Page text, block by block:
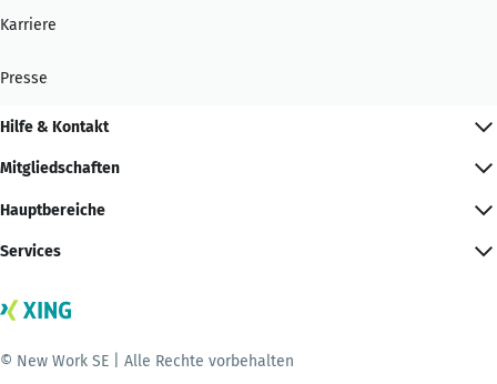
Karriere
Presse
Hilfe & Kontakt
Mitgliedschaften
Hauptbereiche
Services
© New Work SE | Alle Rechte vorbehalten